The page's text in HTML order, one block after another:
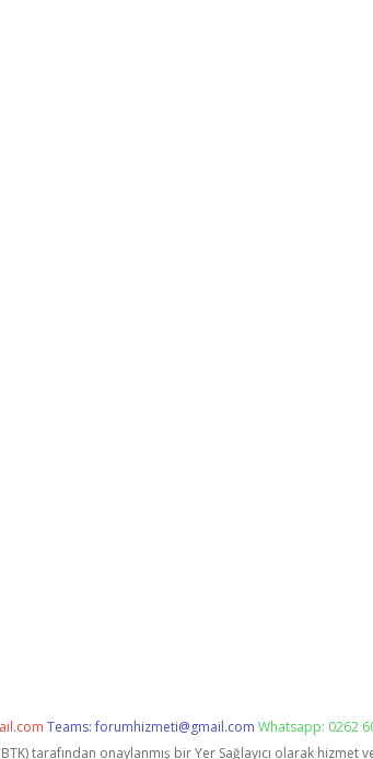
Teams:forumhizmeti@gmail.com Whatsapp: 0262
tarafından onaylanmış bir Yer Sağlayıcı olarak